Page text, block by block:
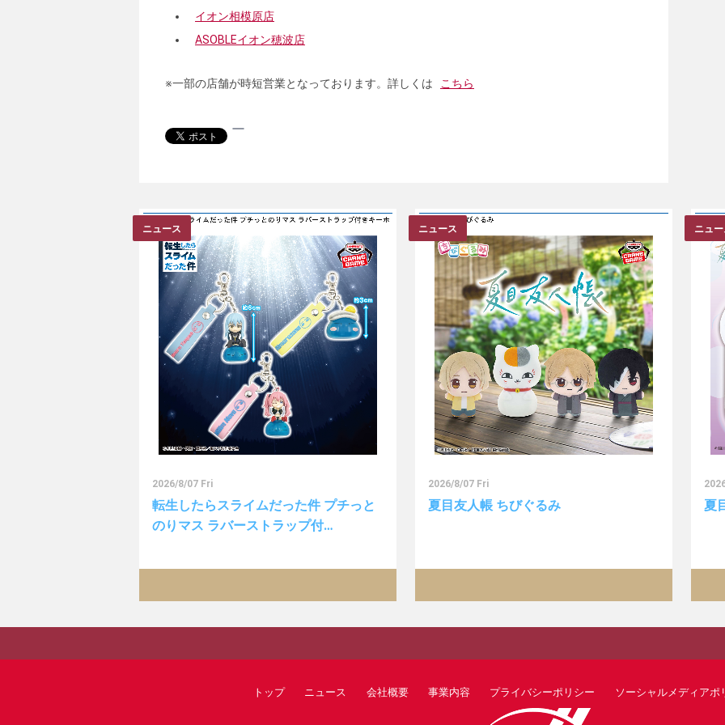
イオン相模原店
ASOBLEイオン穂波店
※一部の店舗が時短営業となっております。詳しくは こちら
ニュース
2026/8/07 Fri
転生したらスライムだった件 プチっと
のりマス ラバーストラップ付…
ニュース
2026/8/07 Fri
夏目友人帳 ちびぐるみ
ニュ
夏
トップ ニュース 会社概要 事業内容 プライバシーポリシー ソーシャルメディアポ